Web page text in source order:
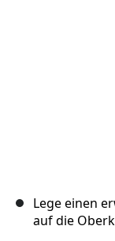
Lege einen
auf die